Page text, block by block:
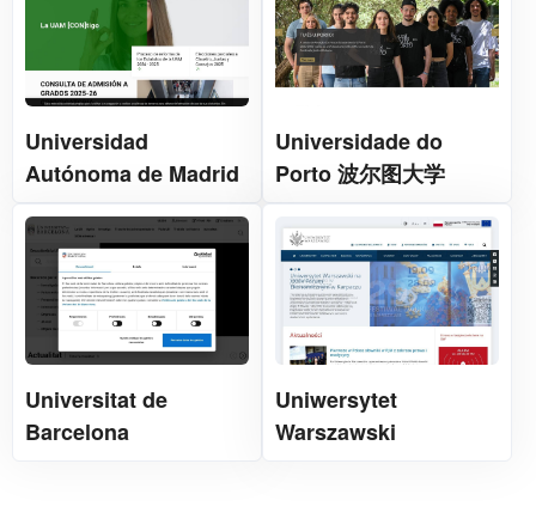
Universidad
Autónoma de Madrid
Universidade do
Porto 波尔图大学
Universitat de
Barcelona
Uniwersytet
Warszawski